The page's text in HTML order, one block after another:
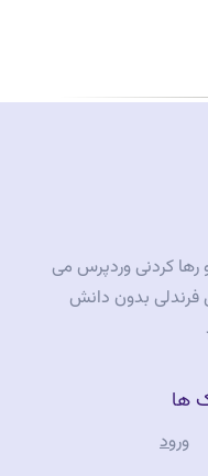
رها کردنی وردپرس می
فرندلی بدون دانش
ها
ورود